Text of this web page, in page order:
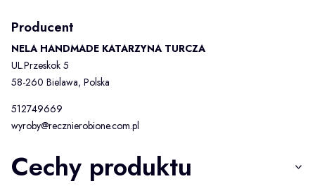
Producent
NELA HANDMADE KATARZYNA TURCZA
UL.Przeskok 5
58-260 Bielawa, Polska
512749669
wyroby@recznierobione.com.pl
Cechy produktu